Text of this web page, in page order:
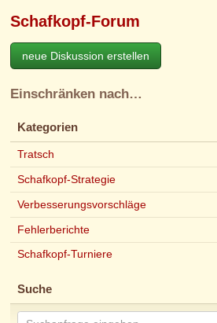
Schafkopf-Forum
neue Diskussion erstellen
Einschränken nach…
Kategorien
Tratsch
Schafkopf-Strategie
Verbesserungsvorschläge
Fehlerberichte
Schafkopf-Turniere
Suche